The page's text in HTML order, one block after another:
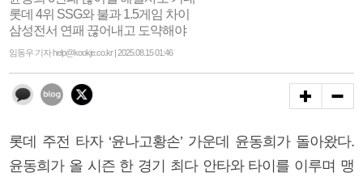
롯데 4위 SSG와 불과 1.5게임 차이
삼성전서 연패 끊어내고 도약해야
임동우 기자 help@kookje.co.kr | 2025.08.15 01:46
롯데 주전 타자 ‘윤나고황손’ 가운데 윤동희가 돌아왔다.
윤동희가 올 시즌 한 경기 최다 안타와 타이를 이루며 맹